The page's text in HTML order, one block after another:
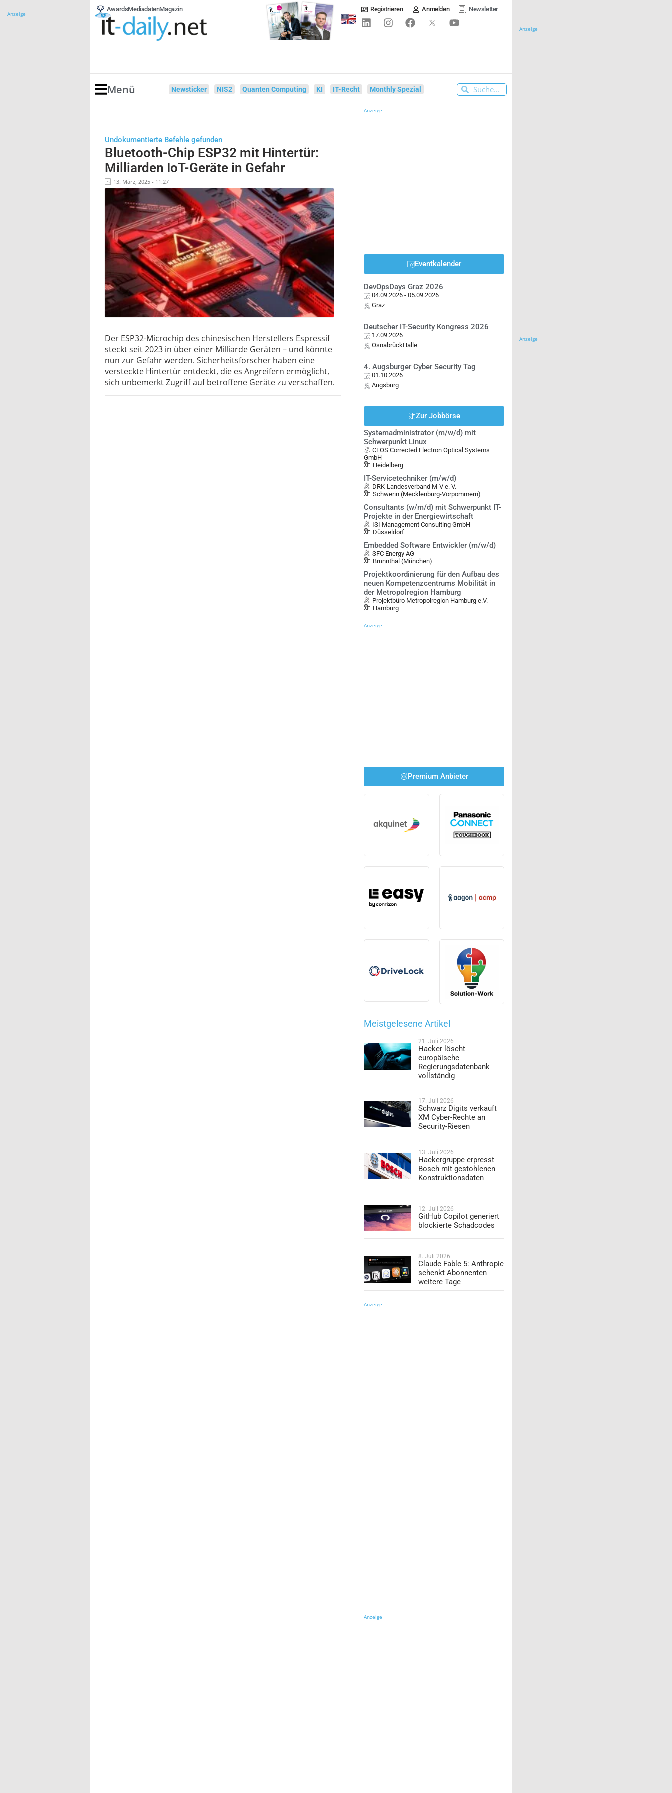
Anzeige
AwardsMediadatenMagazin Registrieren Anmelden Newsletter
Menü Newsticker NIS2 Quanten Computing KI IT-Recht Monthly Spezial
Undokumentierte Befehle gefunden
Bluetooth-Chip ESP32 mit Hintertür:
Milliarden IoT-Geräte in Gefahr
13. März, 2025 - 11:27
Der ESP32-Microchip des chinesischen Herstellers Espressif
steckt seit 2023 in über einer Milliarde Geräten – und könnte
nun zur Gefahr werden. Sicherheitsforscher haben eine
versteckte Hintertür entdeckt, die es Angreifern ermöglicht,
sich unbemerkt Zugriff auf betroffene Geräte zu verschaffen.
Anzeige
Eventkalender
DevOpsDays Graz 2026
04.09.2026 - 05.09.2026
Graz
Deutscher IT-Security Kongress 2026
17.09.2026
OsnabrückHalle
4. Augsburger Cyber Security Tag
01.10.2026
Augsburg
Zur Jobbörse
Systemadministrator (m/w/d) mit
Schwerpunkt Linux
CEOS Corrected Electron Optical Systems
GmbH
Heidelberg
IT-Servicetechniker (m/w/d)
DRK-Landesverband M-V e. V.
Schwerin (Mecklenburg-Vorpommern)
Consultants (w/m/d) mit Schwerpunkt IT-
Projekte in der Energiewirtschaft
ISI Management Consulting GmbH
Düsseldorf
Embedded Software Entwickler (m/w/d)
SFC Energy AG
Brunnthal (München)
Projektkoordinierung für den Aufbau des
neuen Kompetenzcentrums Mobilität in
der Metropolregion Hamburg
Projektbüro Metropolregion Hamburg e.V.
Hamburg
Anzeige
Premium Anbieter
Meistgelesene Artikel
21. Juli 2026
Hacker löscht
europäische
Regierungsdatenbank
vollständig
17. Juli 2026
Schwarz Digits verkauft
XM Cyber-Rechte an
Security-Riesen
13. Juli 2026
Hackergruppe erpresst
Bosch mit gestohlenen
Konstruktionsdaten
12. Juli 2026
GitHub Copilot generiert
blockierte Schadcodes
8. Juli 2026
Claude Fable 5: Anthropic
schenkt Abonnenten
weitere Tage
Anzeige
Anzeige
Anzeige
Anzeige